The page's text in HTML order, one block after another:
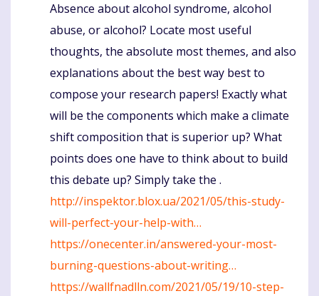
Komentaras
Absence about alcohol syndrome, alcohol
abuse, or alcohol? Locate most useful
thoughts, the absolute most themes, and also
explanations about the best way best to
compose your research papers! Exactly what
will be the components which make a climate
shift composition that is superior up? What
points does one have to think about to build
this debate up? Simply take the .
http://inspektor.blox.ua/2021/05/this-study-
will-perfect-your-help-with…
https://onecenter.in/answered-your-most-
burning-questions-about-writing…
https://wallfnadlln.com/2021/05/19/10-step-